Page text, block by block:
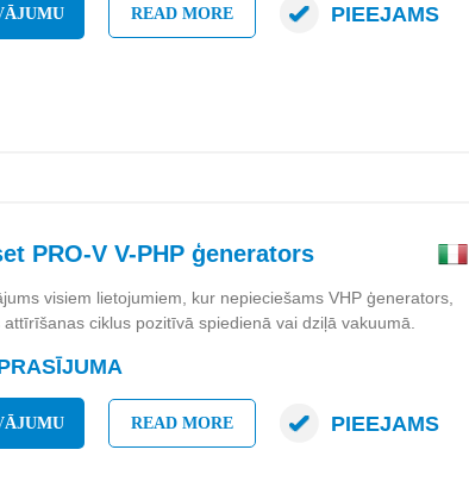
READ MORE PIEEJAMS
PRO-V V-PHP ģenerators
visiem lietojumiem, kur nepieciešams VHP ģenerators,
ciklus pozitīvā spiedienā vai dziļā vakuumā.
READ MORE PIEEJAMS